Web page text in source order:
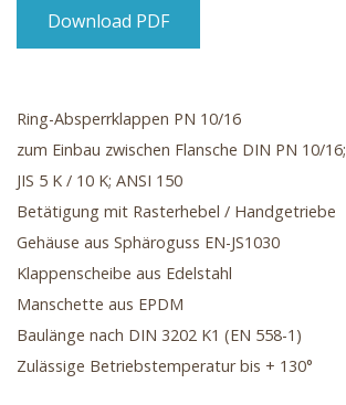
Download PDF
Ring-Absperrklappen PN 10/16
zum Einbau zwischen Flansche DIN PN 10/16;
JIS 5 K / 10 K; ANSI 150
Betätigung mit Rasterhebel / Handgetriebe
Gehäuse aus Sphäroguss EN-JS1030
Klappenscheibe aus Edelstahl
Manschette aus EPDM
Baulänge nach DIN 3202 K1 (EN 558-1)
Zulässige Betriebstemperatur bis + 130°